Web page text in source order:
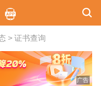
> 证书查询
广告